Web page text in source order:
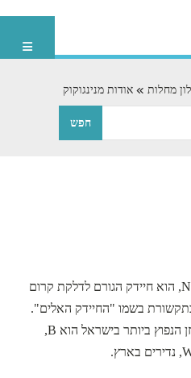
מחלות אודות מנינגוקוק
מנינגוקוק, Neisseria meningitidis, הוא חיידק הגורם לדלקת קרום
בתקשורת בשמו "החיידק האלים".
ישנם מספר זנים של חיידק זה. הזן הנפוץ ביותר בישראל הוא B,